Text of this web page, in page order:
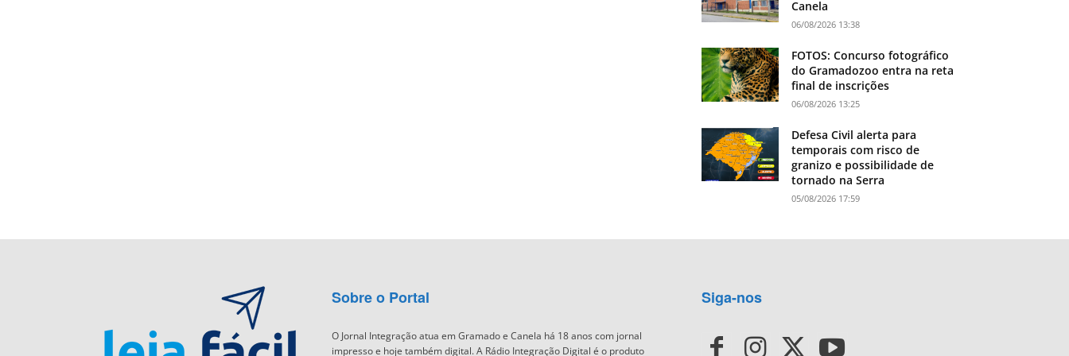
Canela
06/08/2026 13:38
FOTOS: Concurso fotográfico
do Gramadozoo entra na reta
final de inscrições
06/08/2026 13:25
Defesa Civil alerta para
temporais com risco de
granizo e possibilidade de
tornado na Serra
05/08/2026 17:59
Sobre o Portal
O Jornal Integração atua em Gramado e Canela há 18 anos com jornal
impresso e hoje também digital. A Rádio Integração Digital é o produto
Siga-nos